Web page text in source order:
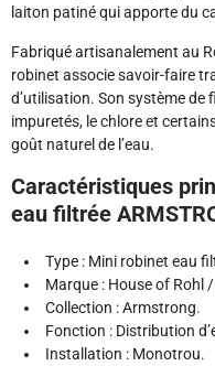
laiton patiné qui apporte du
Fabriqué artisanalement au
robinet associe savoir-faire
d’utilisation. Son système
impuretés, le chlore et
goût naturel de l’eau.
Caractéristiques
eau filtrée
Type : Mini robinet eau
Marque : House of Rohl
Collection : Armstrong.
Fonction : Distribution
Installation : Monotrou.